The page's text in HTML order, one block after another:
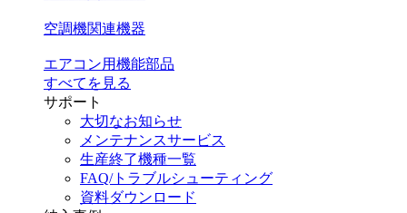
空調機関連機器
エアコン用機能部品
すべてを見る
サポート
大切なお知らせ
メンテナンスサービス
生産終了機種一覧
FAQ/トラブルシューティング
資料ダウンロード